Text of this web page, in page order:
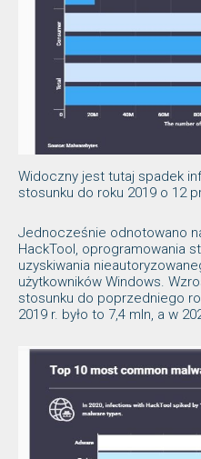
Widoczny jest tutaj spadek
stosunku do roku 2019 o 12
Jednocześnie odnotowano
HackTool, oprogramowania
uzyskiwania
użytkowników Windows.
stosunku do poprzedniego
2019 r. było to 7,4 mln, a w